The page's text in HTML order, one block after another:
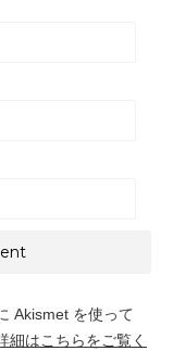
Akismet を使って
細はこちらをご覧く